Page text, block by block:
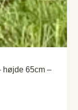
højde 65cm –